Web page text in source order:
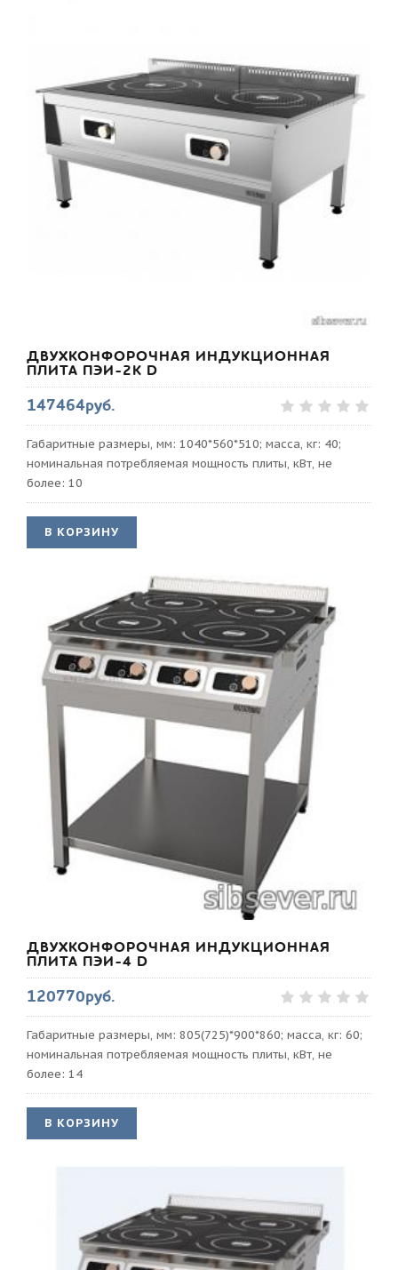
ДВУХКОНФОРОЧНАЯ ИНДУКЦИОННАЯ
ПЛИТА ПЭИ-2К D
147464руб.
Габаритные размеры, мм: 1040*560*510; масса, кг: 40;
номинальная потребляемая мощность плиты, кВт, не
более: 10
В КОРЗИНУ
ДВУХКОНФОРОЧНАЯ ИНДУКЦИОННАЯ
ПЛИТА ПЭИ-4 D
120770руб.
Габаритные размеры, мм: 805(725)*900*860; масса, кг: 60;
номинальная потребляемая мощность плиты, кВт, не
более: 14
В КОРЗИНУ